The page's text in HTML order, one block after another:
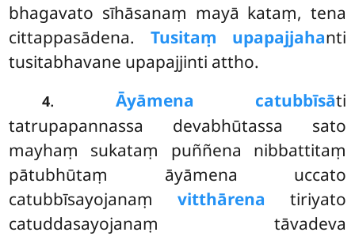
bhagavato sīhāsanaṃ mayā kataṃ, tena
cittappasādena. Tusitaṃ upapajjahanti
tusitabhavane upapajjinti attho.
4. Āyāmena catubbīsāti
tatrupapannassa devabhūtassa sato
mayhaṃ sukataṃ puññena nibbattitaṃ
pātubhūtaṃ āyāmena uccato
catubbīsayojanaṃ vitthārena tiriyato
catuddasayojanaṃ tāvadeva